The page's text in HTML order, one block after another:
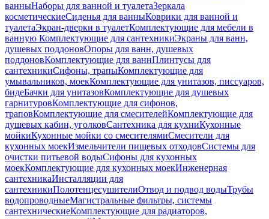
ванныНаборы для ванной и туалетаЗеркала
косметическиеСиденья для ванныКоврики для ванной и
туалетаЭкран-дверки в туалетКомплектующие для мебели в
ванную Комплектующие для сантехникиЭкраны для ванн,
душевых поддоновОпоры для ванн, душевых
поддоновКомплектующие для ваннПлинтусы для
сантехникиСифоны, трапыКомплектующие для
умывальников, моекКомплектующие для унитазов, писсуаров,
бидеБачки для унитазовКомплектующие для душевых
гарнитуровКомплектующие для сифонов,
траповКомплектующие для смесителейКомплектующие для
душевых кабин, уголковСантехника для кухниКухонные
мойкиКухонные мойки со смесителямиСмесители для
кухонных моекИзмельчители пищевых отходовСистемы для
очистки питьевой водыСифоны для кухонных
моекКомплектующие для кухонных моекИнженерная
сантехникаИнсталляции для
сантехникиПолотенцесушителиОтвод и подвод водыТрубы
водопроводныеМагистральные фильтры, системы
сантехническиеКомплектующие для радиаторов,